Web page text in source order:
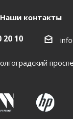
Наши контакты
20 10